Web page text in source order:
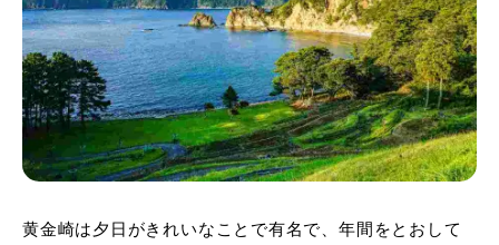
黄金崎は夕日がきれいなことで有名で、年間をとおして